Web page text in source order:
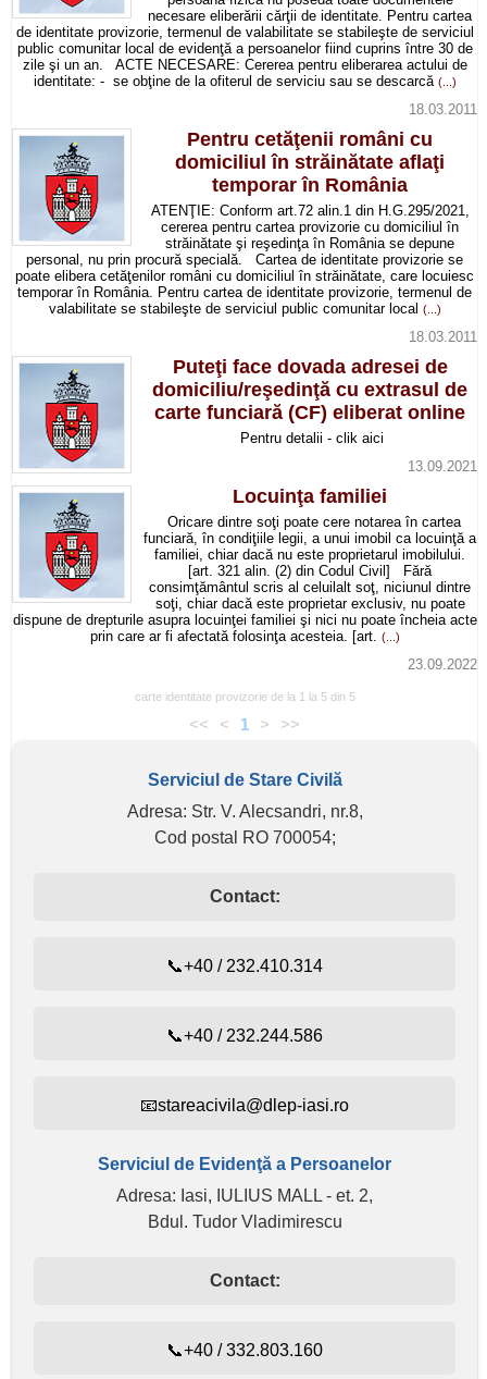
necesare eliberării cărţii de identitate. Pentru cartea
de identitate provizorie, termenul de valabilitate se stabileşte de serviciul
public comunitar local de evidenţă a persoanelor fiind cuprins între 30 de
zile şi un an. ACTE NECESARE: Cererea pentru eliberarea actului de
identitate: - se obţine de la ofiterul de serviciu sau se descarcă (...)
18.03.2011
Pentru cetăţenii români cu
domiciliul în străinătate aflaţi
temporar în România
ATENŢIE: Conform art.72 alin.1 din H.G.295/2021,
cererea pentru cartea provizorie cu domiciliul în
străinătate şi reşedinţa în România se depune
personal, nu prin procură specială. Cartea de identitate provizorie se
poate elibera cetăţenilor români cu domiciliul în străinătate, care locuiesc
temporar în România. Pentru cartea de identitate provizorie, termenul de
valabilitate se stabileşte de serviciul public comunitar local (...)
18.03.2011
Puteţi face dovada adresei de
domiciliu/reşedinţă cu extrasul de
carte funciară (CF) eliberat online
Pentru detalii - clik aici
13.09.2021
Locuinţa familiei
Oricare dintre soţi poate cere notarea în cartea
funciară, în condiţiile legii, a unui imobil ca locuinţă a
familiei, chiar dacă nu este proprietarul imobilului.
[art. 321 alin. (2) din Codul Civil] Fără
consimţământul scris al celuilalt soţ, niciunul dintre
soţi, chiar dacă este proprietar exclusiv, nu poate
dispune de drepturile asupra locuinţei familiei şi nici nu poate încheia acte
prin care ar fi afectată folosinţa acesteia. [art. (...)
23.09.2022
carte identitate provizorie de la 1 la 5 din 5
<< < 1 > >>
Serviciul de Stare Civilă
Adresa: Str. V. Alecsandri, nr.8,
Cod postal RO 700054;
Contact:
📞+40 / 232.410.314
📞+40 / 232.244.586
📧stareacivila@dlep-iasi.ro
Serviciul de Evidenţă a Persoanelor
Adresa: Iasi, IULIUS MALL - et. 2,
Bdul. Tudor Vladimirescu
Contact:
📞+40 / 332.803.160